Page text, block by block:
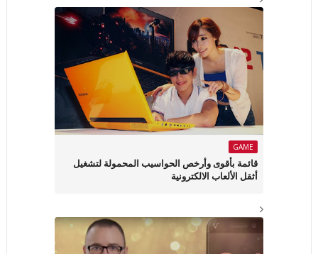
GAME
قائمة بأقوى وأرخص الحواسيب المحمولة لتشغيل
أثقل الألعاب الالكترونية